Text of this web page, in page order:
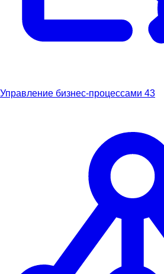
Управление бизнес-процессами 43